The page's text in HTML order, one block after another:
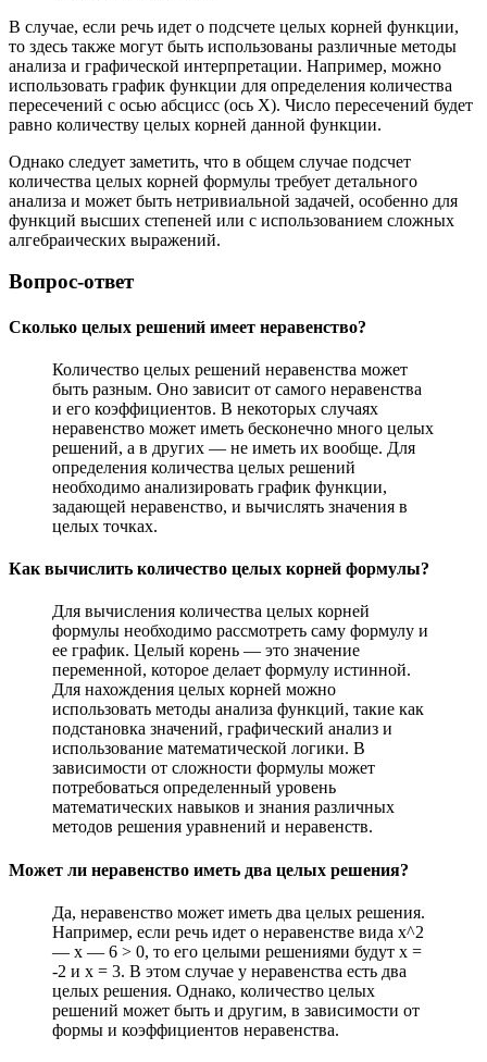
В случае, если речь идет о подсчете целых корней функции,
то здесь также могут быть использованы различные методы
анализа и графической интерпретации. Например, можно
использовать график функции для определения количества
пересечений с осью абсцисс (ось X). Число пересечений будет
равно количеству целых корней данной функции.
Однако следует заметить, что в общем случае подсчет
количества целых корней формулы требует детального
анализа и может быть нетривиальной задачей, особенно для
функций высших степеней или с использованием сложных
алгебраических выражений.
Вопрос-ответ
Сколько целых решений имеет неравенство?
Количество целых решений неравенства может
быть разным. Оно зависит от самого неравенства
и его коэффициентов. В некоторых случаях
неравенство может иметь бесконечно много целых
решений, а в других — не иметь их вообще. Для
определения количества целых решений
необходимо анализировать график функции,
задающей неравенство, и вычислять значения в
целых точках.
Как вычислить количество целых корней формулы?
Для вычисления количества целых корней
формулы необходимо рассмотреть саму формулу и
ее график. Целый корень — это значение
переменной, которое делает формулу истинной.
Для нахождения целых корней можно
использовать методы анализа функций, такие как
подстановка значений, графический анализ и
использование математической логики. В
зависимости от сложности формулы может
потребоваться определенный уровень
математических навыков и знания различных
методов решения уравнений и неравенств.
Может ли неравенство иметь два целых решения?
Да, неравенство может иметь два целых решения.
Например, если речь идет о неравенстве вида x^2
— x — 6 > 0, то его целыми решениями будут x =
-2 и x = 3. В этом случае у неравенства есть два
целых решения. Однако, количество целых
решений может быть и другим, в зависимости от
формы и коэффициентов неравенства.